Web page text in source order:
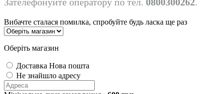
Вибачте сталася помилка, спробуйте будь ласка ще раз
Оберіть магазин
Доставка Нова пошта
Не знайшло адресу